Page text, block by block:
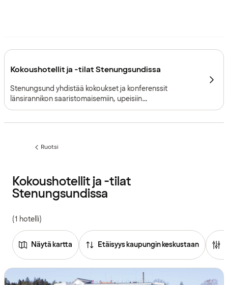
Kokoushotellit ja -tilat Stenungsundissa
Stenungsund yhdistää kokoukset ja konferenssit
länsirannikon saaristomaisemiin, upeisiin
merenrantatiloihin ja sujuviin kulkuyhteyksiin Göteborgin
Edellinen
Ruotsi
Kokoushotellit ja -tilat
Stenungsundissa
(1 hotelli)
Näytä kartta Etäisyys kaupungin keskustaan